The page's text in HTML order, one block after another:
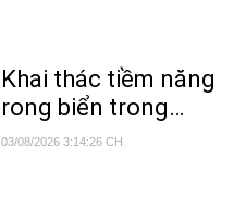
Khai thác tiềm năng
rong biển trong
điều trị bệnh
03/08/2026 3:14:26 CH